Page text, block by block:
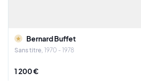
Bernard Buffet
Sans titre 1970 - 1978
1 200 €